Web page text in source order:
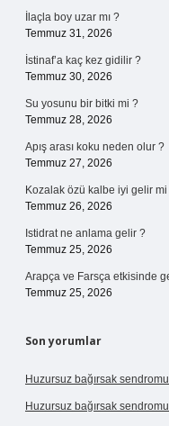
İlaçla boy uzar mı ?
Temmuz 31, 2026
İstinaf’a kaç kez gidilir ?
Temmuz 30, 2026
Su yosunu bir bitki mi ?
Temmuz 28, 2026
Apış arası koku neden olur ?
Temmuz 27, 2026
Kozalak özü kalbe iyi gelir mi
Temmuz 26, 2026
Istidrat ne anlama gelir ?
Temmuz 25, 2026
Arapça ve Farsça etkisinde
Temmuz 25, 2026
Son yorumlar
Huzursuz bağırsak
Huzursuz bağırsak